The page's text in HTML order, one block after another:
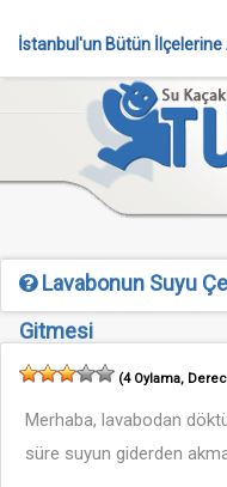
İstanbul'un Bütün İlçelerine
Lavabonun Suyu
Gitmesi
(4Oylama,
Merhaba, lavabodan
süre suyun giderden